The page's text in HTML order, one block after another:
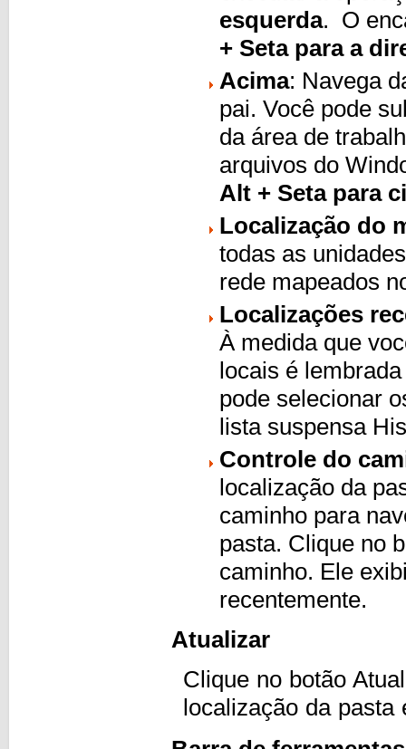
esquerda. O
+ Seta para a
Acima: Navega
pai. Você pode
da área de
arquivos do
Alt + Seta para
Localização do
todas as
rede mapeados
Localizações
À medida que
locais é
pode selecionar
lista suspensa
Controle do
localização da
caminho para
pasta. Clique no
caminho. Ele
recentemente.
Atualizar
Clique no botão
localização da